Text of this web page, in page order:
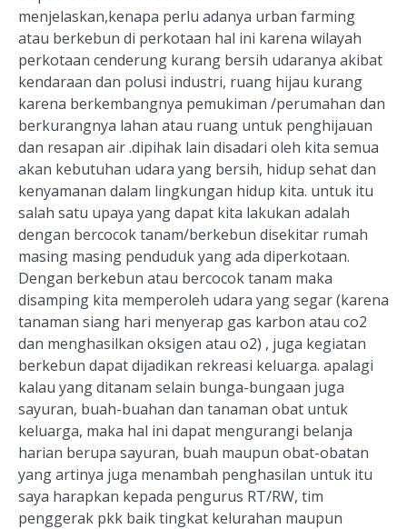
menjelaskan,kenapa perlu adanya urban farming
atau berkebun di perkotaan hal ini karena wilayah
perkotaan cenderung kurang bersih udaranya akibat
kendaraan dan polusi industri, ruang hijau kurang
karena berkembangnya pemukiman /perumahan dan
berkurangnya lahan atau ruang untuk penghijauan
dan resapan air .dipihak lain disadari oleh kita semua
akan kebutuhan udara yang bersih, hidup sehat dan
kenyamanan dalam lingkungan hidup kita. untuk itu
salah satu upaya yang dapat kita lakukan adalah
dengan bercocok tanam/berkebun disekitar rumah
masing masing penduduk yang ada diperkotaan.
Dengan berkebun atau bercocok tanam maka
disamping kita memperoleh udara yang segar (karena
tanaman siang hari menyerap gas karbon atau co2
dan menghasilkan oksigen atau o2) , juga kegiatan
berkebun dapat dijadikan rekreasi keluarga. apalagi
kalau yang ditanam selain bunga-bungaan juga
sayuran, buah-buahan dan tanaman obat untuk
keluarga, maka hal ini dapat mengurangi belanja
harian berupa sayuran, buah maupun obat-obatan
yang artinya juga menambah penghasilan untuk itu
saya harapkan kepada pengurus RT/RW, tim
penggerak pkk baik tingkat kelurahan maupun